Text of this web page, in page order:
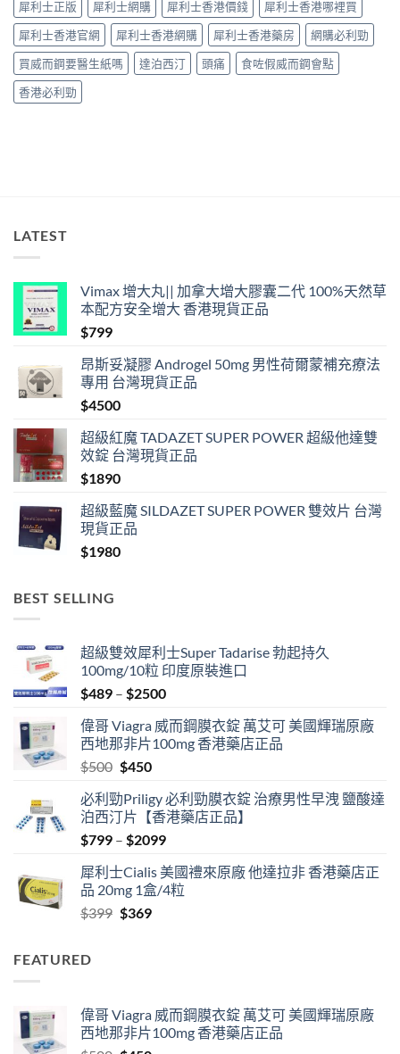
效、
最
長
36
小
時、
正
購
解
析〉
中
犀利士正版 犀利士網購 犀利士香港價錢
犀利士香港哪裡買
犀利士香港官網
犀利士香港網購 犀利士香港藥房
網購必利勁
買威而鋼要醫生紙嗎
達泊西汀 頭痛
食咗假威而鋼會點
香港必利勁
LATEST
Vimax 增大丸|| 加拿大增大膠囊二代 100%天然草
本配方安全增大 香港現貨正品
$799
昂斯妥凝膠 Androgel 50mg 男性荷爾蒙補充療法
專用 台灣現貨正品
$4500
超級紅魔 TADAZET SUPER POWER 超級他達雙
效錠 台灣現貨正品
$1890
超級藍魔 SILDAZET SUPER POWER 雙效片 台灣
現貨正品
$1980
BEST SELLING
超級雙效犀利士Super Tadarise 勃起持久
100mg/10粒 印度原裝進口
$489 – $2500Price
$489
through
偉哥 Viagra 威而鋼膜衣錠 萬艾可 美國輝瑞原廠
西地那非片100mg 香港藥店正品
$500 Original
was:
$500.
$450Current
is:
$450.
必利勁Priligy 必利勁膜衣錠 治療男性早洩 鹽酸達
泊西汀片【香港藥店正品】
$799 – $2099Price
$799
through
犀利士Cialis 美國禮來原廠 他達拉非 香港藥店正
品 20mg 1盒/4粒
$399 Original
$369Current
FEATURED
偉哥 Viagra 威而鋼膜衣錠 萬艾可 美國輝瑞原廠
西地那非片100mg 香港藥店正品